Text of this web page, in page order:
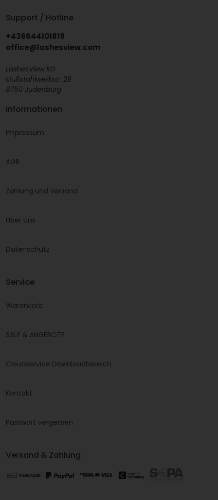
Support / Hotline
+436644101819
office@lashesview.com
LashesView KG
Gußstahlwerkstr. 28
8750 Judenburg
Informationen
Impressum
AGB
Zahlung und Versand
Über uns
Datenschutz
Service
Warenkorb
SALE & ANGEBOTE
Cloudservice Downloadbereich
Kontakt
Passwort vergessen
Versand & Zahlung